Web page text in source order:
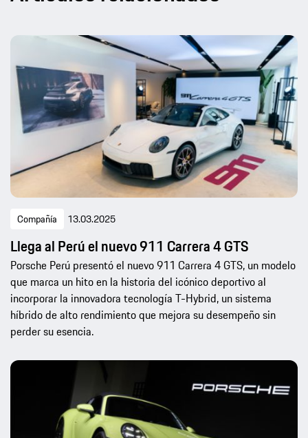
Compañía 13.03.2025
Llega al Perú el nuevo 911 Carrera 4 GTS
Porsche Perú presentó el nuevo 911 Carrera 4 GTS, un modelo
que marca un hito en la historia del icónico deportivo al
incorporar la innovadora tecnología T-Hybrid, un sistema
híbrido de alto rendimiento que mejora su desempeño sin
perder su esencia.